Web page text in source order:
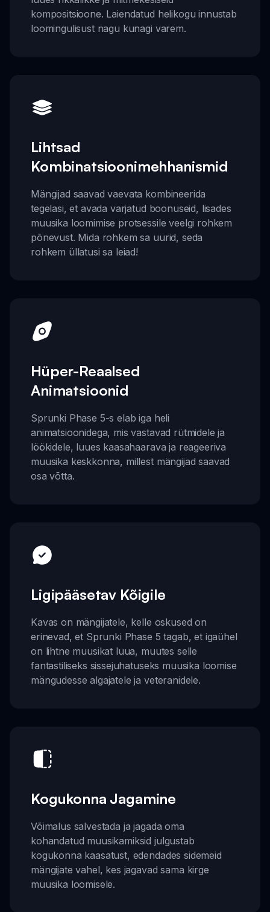
kompositsioone. Laiendatud helikogu innustab
loomingulisust nagu kunagi varem.
Lihtsad
Kombinatsioonimehhanismid
Mängijad saavad vaevata kombineerida
tegelasi, et avada varjatud boonuseid, lisades
muusika loomimise protsessile veelgi rohkem
põnevust. Mida rohkem sa uurid, seda
rohkem üllatusi sa leiad!
Hüper-Reaalsed
Animatsioonid
Sprunki Phase 5-s elab iga heli
animatsioonidega, mis vastavad rütmidele ja
löökidele, luues kaasahaarava ja reageeriva
muusika keskkonna, millest mängijad saavad
osa võtta.
Ligipääsetav Kõigile
Kavas on mängijatele, kelle oskused on
erinevad, et Sprunki Phase 5 tagab, et igaühel
on lihtne muusikat luua, muutes selle
fantastiliseks sissejuhatuseks muusika loomise
mängudesse algajatele ja veteranidele.
Kogukonna Jagamine
Võimalus salvestada ja jagada oma
kohandatud muusikamiksid julgustab
kogukonna kaasatust, edendades sidemeid
mängijate vahel, kes jagavad sama kirge
muusika loomisele.